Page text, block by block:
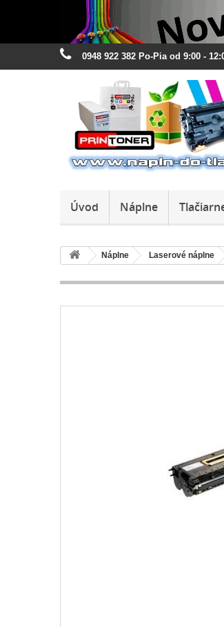
0948 922 382 Po-Pia od 9:00 -
Úvod Náplne
Náplne Laserové náplne